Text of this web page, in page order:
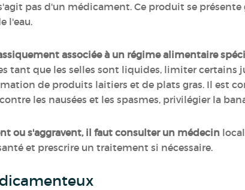
pas d'un médicament. Ce produit se
l'eau.
associée à un régime alimentaire
tant que les selles sont liquides, limiter certains
de produits laitiers et de plats gras. Il est
les nausées et les spasmes, privilégier la
ou s'aggravent, il faut consulter un médecin
et prescrire un traitement si nécessaire.